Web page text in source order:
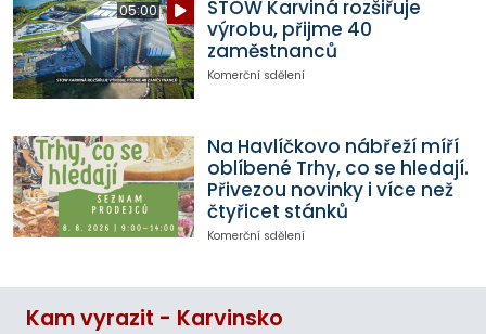
05:00
STOW Karviná rozšiřuje
výrobu, přijme 40
zaměstnanců
Komerční sdělení
Na Havlíčkovo nábřeží míří
oblíbené Trhy, co se hledají.
Přivezou novinky i více než
čtyřicet stánků
Komerční sdělení
Kam vyrazit - Karvinsko